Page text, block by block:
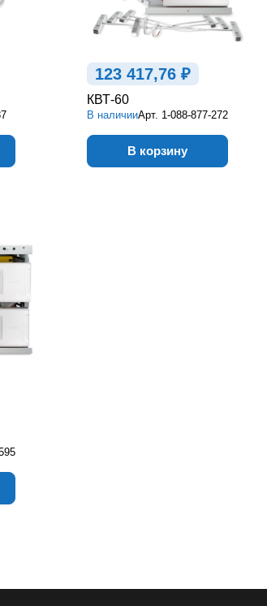
123 417,76 ₽
КВТ-60
В наличииАрт. 1-088-877-272
В корзину